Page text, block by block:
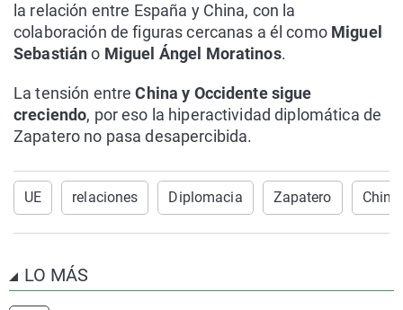
la relación entre España y China, con la
colaboración de figuras cercanas a él como Miguel
Sebastiáno Miguel Ángel Moratinos.
La tensión entreChina y Occidente sigue
creciendo, por eso la hiperactividad diplomática de
Zapatero no pasa desapercibida.
UE relaciones Diplomacia Zapatero China
LO MÁS